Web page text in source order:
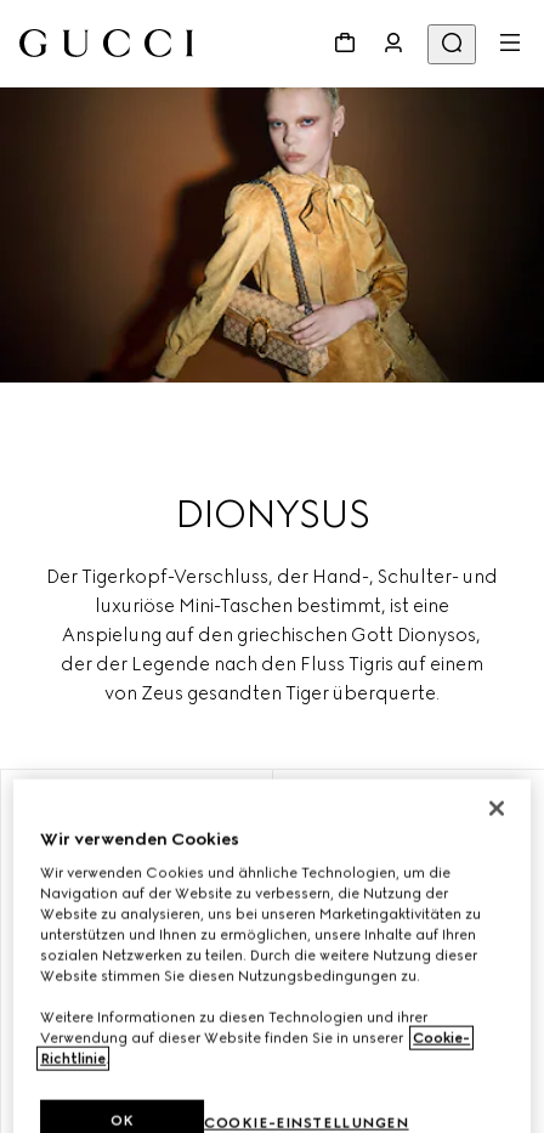
DIONYSUS
Der Tigerkopf-Verschluss, der Hand-, Schulter- und
luxuriöse Mini-Taschen bestimmt, ist eine
Anspielung auf den griechischen Gott Dionysos,
der der Legende nach den Fluss Tigris auf einem
von Zeus gesandten Tiger überquerte.
KLEINE DIONYSUS
SCHULTERTASCHE
SCHULTERTASCHE
Wir verwenden Cookies
Wir verwenden Cookies und ähnliche Technologien, um die
Navigation auf der Website zu verbessern, die Nutzung der
Website zu analysieren, uns bei unseren Marketingaktivitäten zu
unterstützen und Ihnen zu ermöglichen, unsere Inhalte auf Ihren
sozialen Netzwerken zu teilen. Durch die weitere Nutzung dieser
Website stimmen Sie diesen Nutzungsbedingungen zu.
Weitere Informationen zu diesen Technologien und ihrer
Verwendung auf dieser Website finden Sie in unserer Cookie-
Richtlinie.
COOKIE-EINSTELLUNGEN
OK